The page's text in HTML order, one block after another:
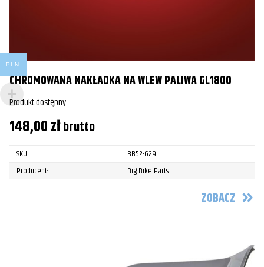
CHROMOWANA NAKŁADKA NA WLEW PALIWA GL1800
Produkt dostępny
148,00złbrutto
SKU:
BB52-629
Producent:
Big Bike Parts
ZOBACZ
PLN